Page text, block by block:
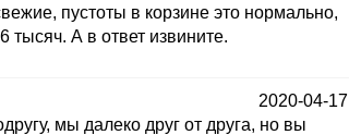
пустоты в корзине это нормально,
тысяч. А в ответ извините.
2020-04-17
мы далеко друг от друга, но вы